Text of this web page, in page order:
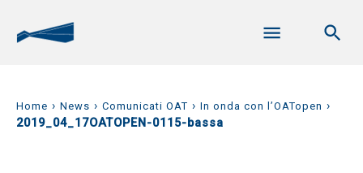
Home › News › Comunicati OAT › In onda con l’OATopen ›
2019_04_17OATOPEN-0115-bassa